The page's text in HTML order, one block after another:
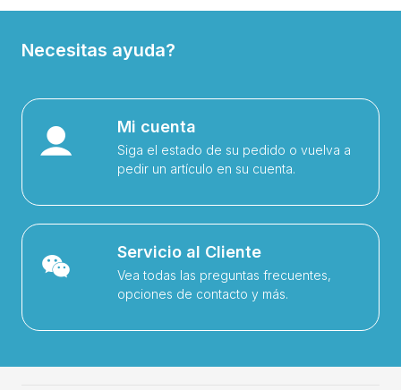
Necesitas ayuda?
Mi cuenta
Siga el estado de su pedido o vuelva a
pedir un artículo en su cuenta.
Servicio al Cliente
Vea todas las preguntas frecuentes,
opciones de contacto y más.